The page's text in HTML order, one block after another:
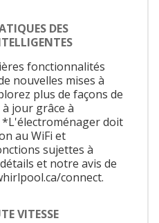
DES
fonctionnalités
nouvelles mises à
plus de façons de
jour grâce à
doit
au WiFi et
sujettes à
et notre avis de
connect.
VITESSE